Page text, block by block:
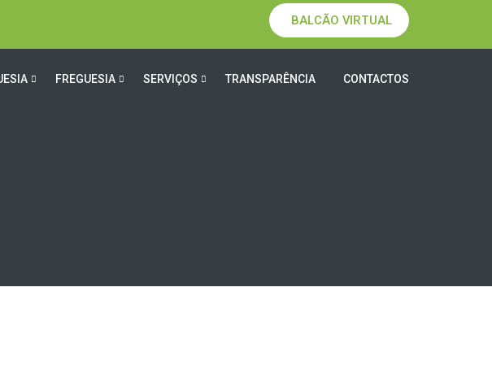
BALCÃO VIRTUAL
FREGUESIA SERVIÇOS TRANSPARÊNCIA CONTACTOS